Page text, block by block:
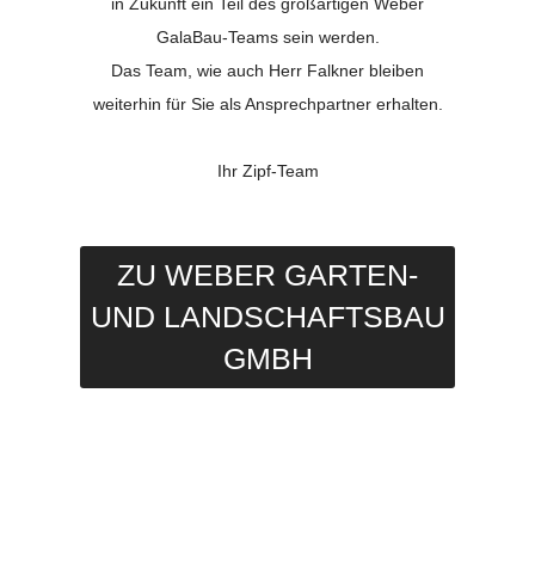
GalaBau-Teams sein werden.
Das Team, wie auch Herr Falkner bleiben
weiterhin für Sie als Ansprechpartner erhalten.
Ihr Zipf-Team
ZU WEBER GARTEN-
UND LANDSCHAFTSBAU
GMBH